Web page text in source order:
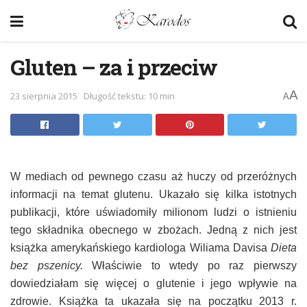
Gluten – za i przeciw
23 sierpnia 2015 Długość tekstu: 10 min AA
W mediach od pewnego czasu aż huczy od przeróżnych
informacji na temat glutenu. Ukazało się kilka istotnych
publikacji, które uświadomiły milionom ludzi o istnieniu
tego składnika obecnego w zbożach. Jedną z nich jest
książka amerykańskiego kardiologa Wiliama Davisa Dieta
bez pszenicy.Właściwie to wtedy po raz pierwszy
dowiedziałam się więcej o glutenie i jego wpływie na
zdrowie. Książka ta ukazała się na początku 2013 r.